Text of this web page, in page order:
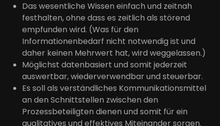
Das wesentliche Wissen einfach und zeitnah
festhalten, ohne dass es zeitlich als störend
empfunden wird. (Was für den
Informationenbedarf nicht notwendig ist und
daher keinen Mehrwert hat, wird weggelassen.)
Möglichst datenbasiert und somit jederzeit
auswertbar, wiederverwendbar und steuerbar.
Es soll als verständliches Kommunikationsmittel
an den Schnittstellen zwischen den
Prozessbeteiligten dienen und somit für ein
qualitatives und effektives Miteinander sorgen.